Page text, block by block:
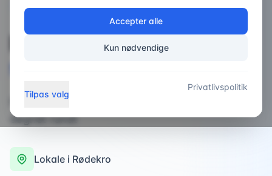
VVS-service iRødekro
ProfessionelVVS-
Professionel VVS-service til private og erhverv
døgnet rundt
Lokale i Rødekro
Accepter alle
Kun nødvendige
Tilpas valg
Privatlivspolitik